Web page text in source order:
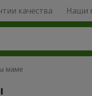
качества Наши
маме